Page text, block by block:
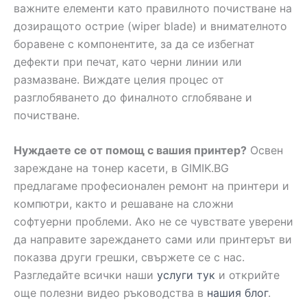
важните елементи като правилното почистване на
дозиращото острие (wiper blade) и внимателното
боравене с компонентите, за да се избегнат
дефекти при печат, като черни линии или
размазване. Виждате целия процес от
разглобяването до финалното сглобяване и
почистване.
Нуждаете се от помощ с вашия принтер? Освен
зареждане на тонер касети, в GIMIK.BG
предлагаме професионален ремонт на принтери и
компютри, както и решаване на сложни
софтуерни проблеми. Ако не се чувствате уверени
да направите зареждането сами или принтерът ви
показва други грешки, свържете се с нас.
Разгледайте всички наши услуги тук и открийте
още полезни видео ръководства в нашия блог.